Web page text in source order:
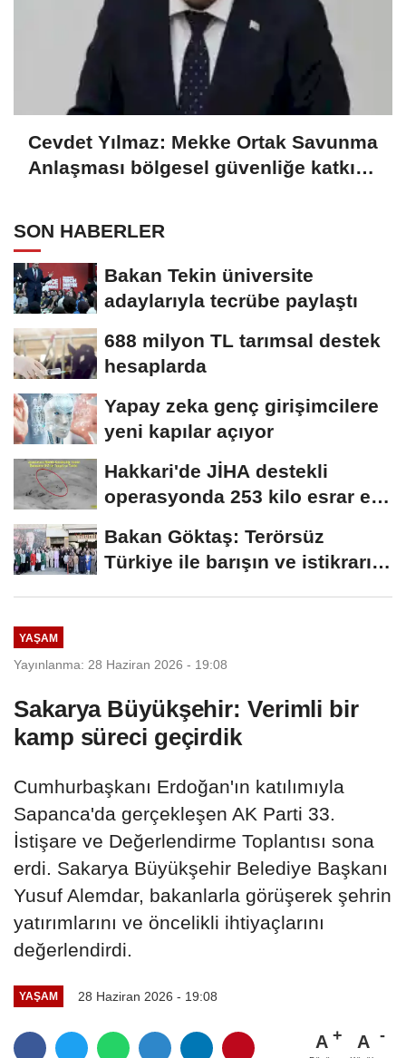
Cevdet Yılmaz: Mekke Ortak Savunma
Anlaşması bölgesel güvenliğe katkı
SON HABERLER
Bakan Tekin üniversite
adaylarıyla tecrübe paylaştı
688 milyon TL tarımsal destek
hesaplarda
Yapay zeka genç girişimcilere
yeni kapılar açıyor
Hakkari'de JİHA destekli
operasyonda 253 kilo esrar ele
Bakan Göktaş: Terörsüz
Türkiye ile barışın ve istikrarın
YAŞAM
Yayınlanma: 28 Haziran 2026 - 19:08
Sakarya Büyükşehir: Verimli bir
kamp süreci geçirdik
Cumhurbaşkanı Erdoğan'ın katılımıyla
Sapanca'da gerçekleşen AK Parti 33.
İstişare ve Değerlendirme Toplantısı sona
erdi. Sakarya Büyükşehir Belediye Başkanı
Yusuf Alemdar, bakanlarla görüşerek şehrin
yatırımlarını ve öncelikli ihtiyaçlarını
değerlendirdi.
YAŞAM 28 Haziran 2026 - 19:08
A A